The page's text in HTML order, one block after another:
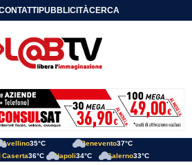
PUBBLICITÀCERCA
Avellino35°C Benevento37°C
Caserta36°C Napoli34°C Salerno33°C